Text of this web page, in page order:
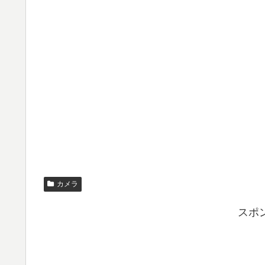
カメラ
スポ